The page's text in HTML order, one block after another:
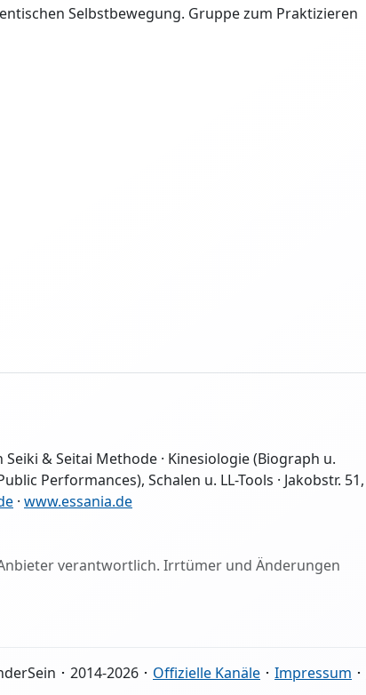
Selbstbewegung. Gruppe zum Praktizieren
& Seitai Methode · Kinesiologie (Biograph u.
Performances), Schalen u. LL-Tools · Jakobstr. 51,
· www.essania.de
verantwortlich. Irrtümer und Änderungen
･ 2014-2026 ･ Offizielle Kanäle ･ Impressum ･